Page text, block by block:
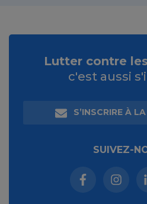
Lutter contre
c'est aussi
S’INSCRIRE À
SUIVEZ-
Facebook